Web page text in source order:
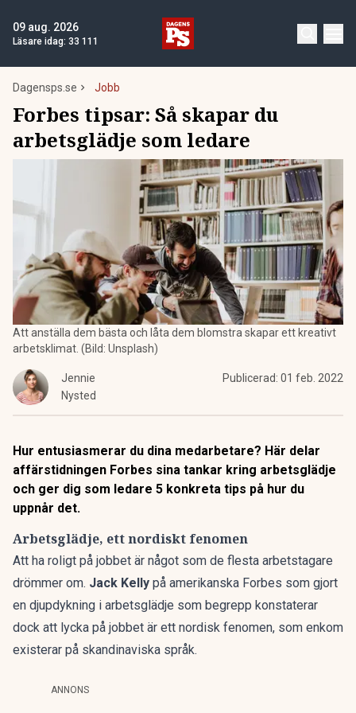
09 aug. 2026
Läsare idag: 33 111
Dagensps.se Jobb
Forbes tipsar: Så skapar du
arbetsglädje som ledare
Att anställa dem bästa och låta dem blomstra skapar ett kreativt
arbetsklimat. (Bild: Unsplash)
Jennie
Nysted
Publicerad: 01 feb. 2022
Hur entusiasmerar du dina medarbetare? Här delar
affärstidningen Forbes sina tankar kring arbetsglädje
och ger dig som ledare 5 konkreta tips på hur du
uppnår det.
Arbetsglädje, ett nordiskt fenomen
Att ha roligt på jobbet är något som de flesta arbetstagare
drömmer om. Jack Kelly på amerikanska Forbes som gjort
en djupdykning i arbetsglädje som begrepp konstaterar
dock att lycka på jobbet är ett nordisk fenomen, som enkom
existerar på skandinaviska språk.
ANNONS